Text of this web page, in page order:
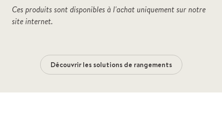
Ces produits sont disponibles à l'achat uniquement sur notre
site internet.
Découvrir les solutions de rangements